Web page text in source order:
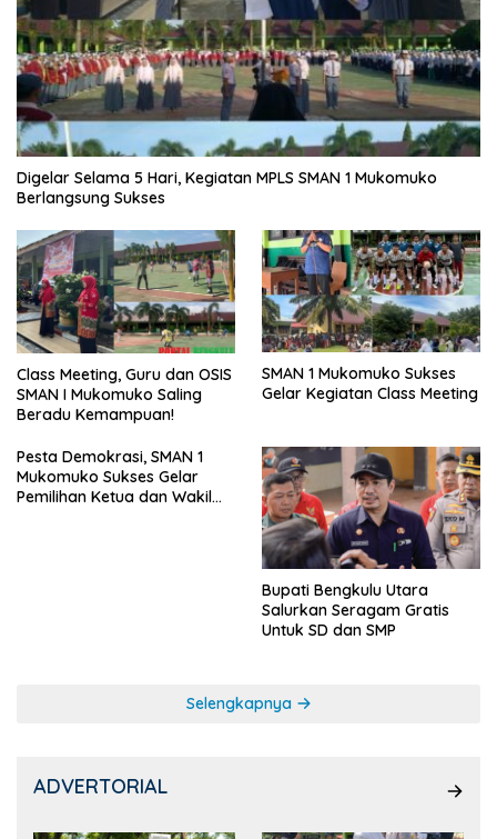
Digelar Selama 5 Hari, Kegiatan MPLS SMAN 1 Mukomuko
Berlangsung Sukses
Class Meeting, Guru dan OSIS
SMAN I Mukomuko Saling
Beradu Kemampuan!
SMAN 1 Mukomuko Sukses
Gelar Kegiatan Class Meeting
Pesta Demokrasi, SMAN 1
Mukomuko Sukses Gelar
Pemilihan Ketua dan Wakil
Bupati Bengkulu Utara
Salurkan Seragam Gratis
Untuk SD dan SMP
Selengkapnya
ADVERTORIAL